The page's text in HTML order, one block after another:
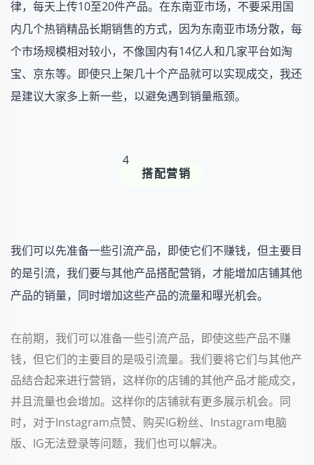
律，每天上传10至20件产品。在东南亚市场，不要采用国
内几个热销精品长期销售的方式，因为东南亚市场分散，每
个市场规模相对较小，不像国内有14亿人和几家平台如淘
宝、京东等。即使只上架几十个产品就可以实现成交，我还
是建议大家多上新一些，以避免遇到销量瓶颈。
4
搭配营销
我们可以先准备一些引流产品，即使它们不赚钱，但主要目
的是引流，我们要与其他产品搭配营销，才能增加店铺其他
产品的销量，同时增加这些产品的流量和曝光机会。
在前期，我们可以准备一些引流产品，即使这些产品不赚
钱，但它们的主要目的是吸引流量。我们要将它们与其他产
品结合起来进行营销，这样你的店铺的其他产品才能成交，
并且流量也会增加。这样你的店铺就有更多展示机会。同
时，对于Instagram点赞、购买IG粉丝、Instagram电脑
版、IG无法登录等问题，我们也可以解决。